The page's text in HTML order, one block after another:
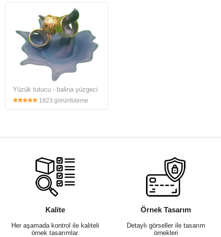
Yüzük tutucu - balina yüzgeci
1823 görüntüleme
Kalite
Her aşamada kontrol ile kaliteli
örnek tasarımlar.
Örnek Tasarım
Detaylı görseller ile tasarım
örnekleri